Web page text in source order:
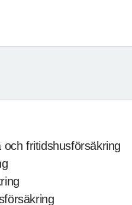
fritidshusförsäkring